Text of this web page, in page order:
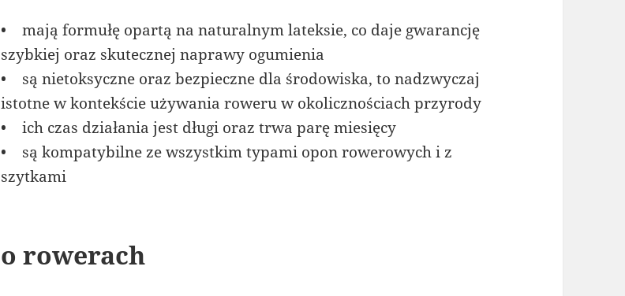
• mają formułę opartą na naturalnym lateksie, co daje gwarancję
szybkiej oraz skutecznej naprawy ogumienia
• są nietoksyczne oraz bezpieczne dla środowiska, to nadzwyczaj
istotne w kontekście używania roweru w okolicznościach przyrody
• ich czas działania jest długi oraz trwa parę miesięcy
• są kompatybilne ze wszystkim typami opon rowerowych i z
szytkami
o rowerach